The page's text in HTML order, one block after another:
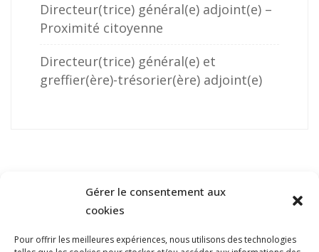
Gérer le consentement aux
cookies
Pour offrir les meilleures expériences, nous utilisons des technologies
Directeur(trice) général(e) adjoint(e) –
Proximité citoyenne
Directeur(trice) général(e) et
greffier(ère)-trésorier(ère) adjoint(e)